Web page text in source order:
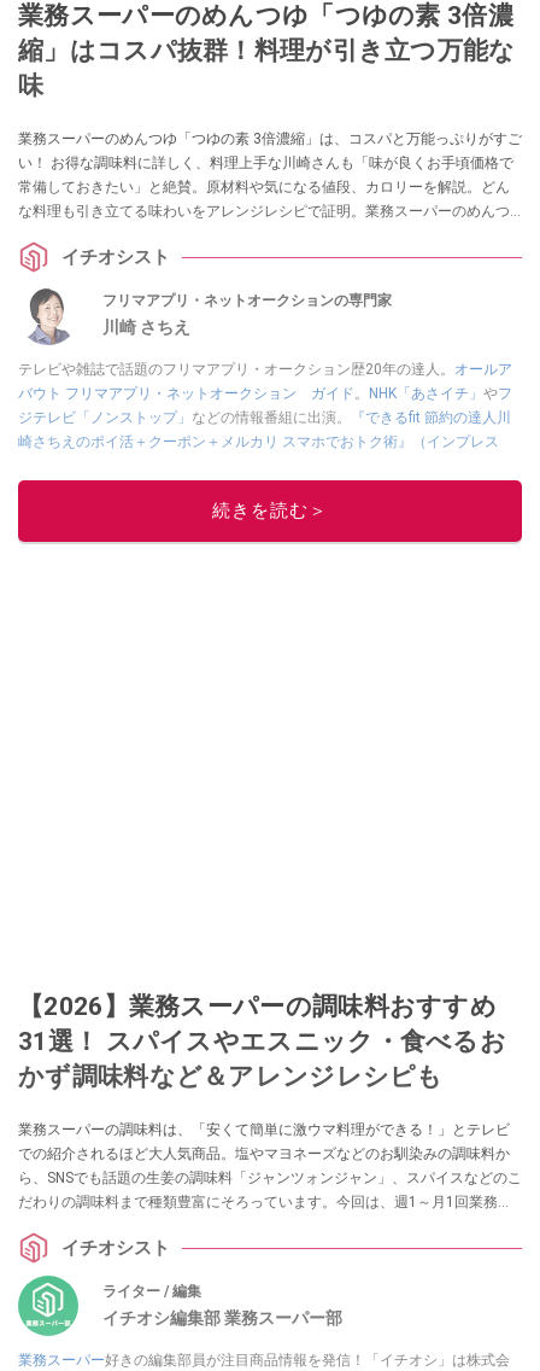
業務スーパーのめんつゆ「つゆの素 3倍濃
縮」はコスパ抜群！料理が引き立つ万能な
味
業務スーパーのめんつゆ「つゆの素 3倍濃縮」は、コスパと万能っぷりがすご
い！ お得な調味料に詳しく、料理上手な川崎さんも「味が良くお手頃価格で
常備しておきたい」と絶賛。原材料や気になる値段、カロリーを解説。どん
な料理も引き立てる味わいをアレンジレシピで証明。業務スーパーのめんつ
イチオシスト
フリマアプリ・ネットオークションの専門家
川崎 さちえ
テレビや雑誌で話題のフリマアプリ・オークション歴20年の達人。 オールア
バウト フリマアプリ・ネットオークション ガイド。 NHK「あさイチ」 やフ
ジテレビ「ノンストップ」 などの情報番組に出演。
『できるfit 節約の達人川
崎さちえのポイ活＋クーポン＋メルカリ スマホでおトク術』（インプレス
的に稼ぐ！』（翔泳社刊）
■経歴：2003年、夫が子育てをするために、突然会社を辞める。翌月からの
続きを読む＞
【2026】業務スーパーの調味料おすすめ
31選！ スパイスやエスニック・食べるお
かず調味料など＆アレンジレシピも
業務スーパーの調味料は、「安くて簡単に激ウマ料理ができる！」とテレビ
での紹介されるほど大人気商品。塩やマヨネーズなどのお馴染みの調味料か
ら、SNSでも話題の生姜の調味料「ジャンツォンジャン」、スパイスなどのこ
だわりの調味料まで種類豊富にそろっています。今回は、週1～月1回業務ス
味や値段・コスパ、簡単アレンジレシピをまとめました。
イチオシスト
ライター / 編集
イチオシ編集部 業務スーパー部
業務スーパー好きの編集部員が注目商品情報を発信！「イチオシ」は株式会